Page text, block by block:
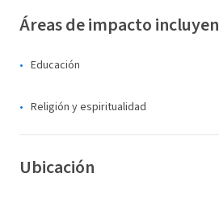
Áreas de impacto incluyen
Educación
Religión y espiritualidad
Ubicación